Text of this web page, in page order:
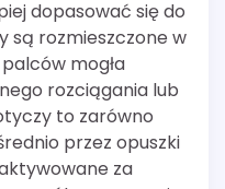
dopasować się do
są rozmieszczone w
mogła
rozciągania lub
to zarówno
przez opuszki
za